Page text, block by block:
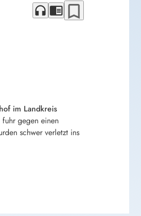
headphones chrome_reader_mode bookmark_border
im Landkreis
gegen einen
schwer verletzt ins